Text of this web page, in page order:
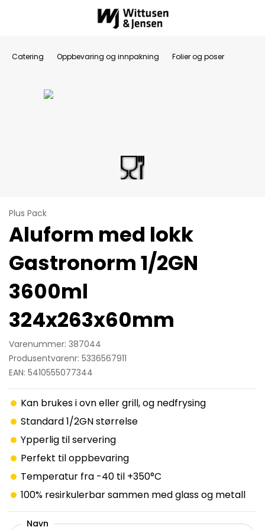
Catering Oppbevaring og innpakning Folier og poser
Plus Pack
Aluform med lokk
Gastronorm 1/2GN
3600ml
324x263x60mm
Varenummer: 387044
Produsentvarenr: 5336567911
EAN: 5410555077344
Kan brukes i ovn eller grill, og nedfrysing
Standard 1/2GN størrelse
Ypperlig til servering
Perfekt til oppbevaring
Temperatur fra -40 til +350°C
100% resirkulerbar sammen med glass og metall
Navn